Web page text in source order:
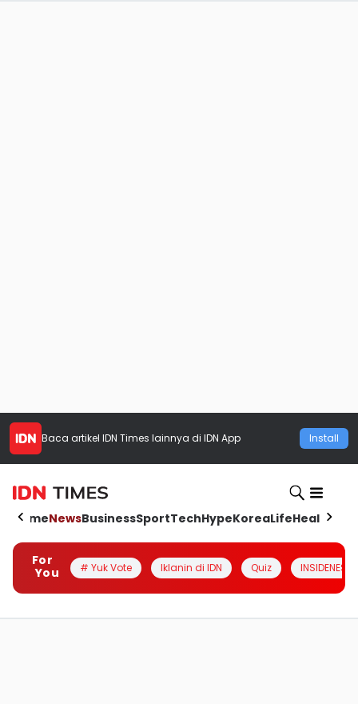
Baca artikel IDN Times lainnya di IDN App Install
HomeNewsBusinessSportTechHypeKoreaLifeHealth
For
You
# Yuk Vote Iklanin di IDN Quiz INSIDENESIA